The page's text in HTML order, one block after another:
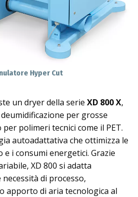
Hyper Cut
un dryer della serie XD 800 X,
per grosse
polimeri tecnici come il PET.
autoadattativa che ottimizza le
e i consumi energetici. Grazie
XD 800 si adatta
di processo,
apporto di aria tecnologica al